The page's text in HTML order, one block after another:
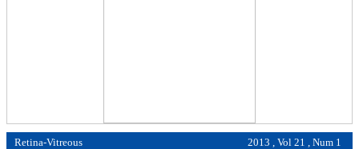
Retina-Vitreous 2013 , Vol 21 , Num 1